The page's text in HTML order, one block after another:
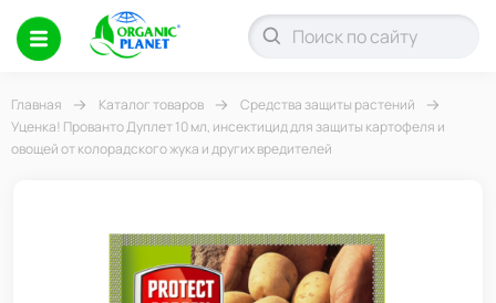
Главная Каталог товаров
Средства защиты растений
Уценка! Прованто Дуплет 10 мл, инсектицид для защиты картофеля и
овощей от колорадского жука и других вредителей